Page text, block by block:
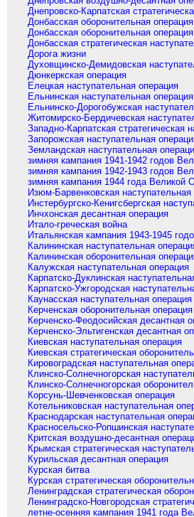
Днепровско-Карпатская
Донбасская оборонительная
Донбасская оборонительная
Донбасская стратегическая
Дорога жизни
Духовщинско-Демидовская
Дюнкеркская операция
Елецкая наступательная операция
Ельнинская наступательная операция
Ельнинско-Дорогобужская
Житомирско-Бердичевская
Западно-Карпатская стратегическая
Запорожская наступательная
Земландская наступательная
зимняя кампания 1941-1942 годов
зимняя кампания 1942-1943 годов
зимняя кампания 1944 года Великой
Изюм-Барвенковская наступательная
Инстербургско-Кенигсбергская
Инчхонская десантная операция
Итало-греческая война
Итальянская кампания 1943-1945
Калининская наступательная
Калининская оборонительная
Калужская наступательная операция
Карпатско-Дуклинская
Карпатско-Ужгородская
Каунасская наступательная операция
Керченская оборонительная операция
Керченско-Феодосийская десантная
Керченско-Эльтигенская десантная
Киевская наступательная операция
Киевская стратегическая
Кировоградская наступательная
Клинско-Солнечногорская
Клинско-Солнечногорская
Корсунь-Шевченковская операция
Котельниковская наступательная
Краснодарская наступательная
Красносельско-Ропшинская
Критская воздушно-десантная
Крымская стратегическая
Курильская десантная операция
Курская битва
Курская стратегическая
Ленинградская стратегическая
Ленинградско-Новгородская
летне-осенняя кампания 1941 года